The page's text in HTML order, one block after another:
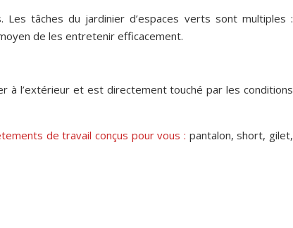
tâches du jardinier d’espaces verts sont multiples :
de les entretenir efficacement.
l’extérieur et est directement touché par les conditions
de travail conçus pour vous : pantalon, short, gilet,